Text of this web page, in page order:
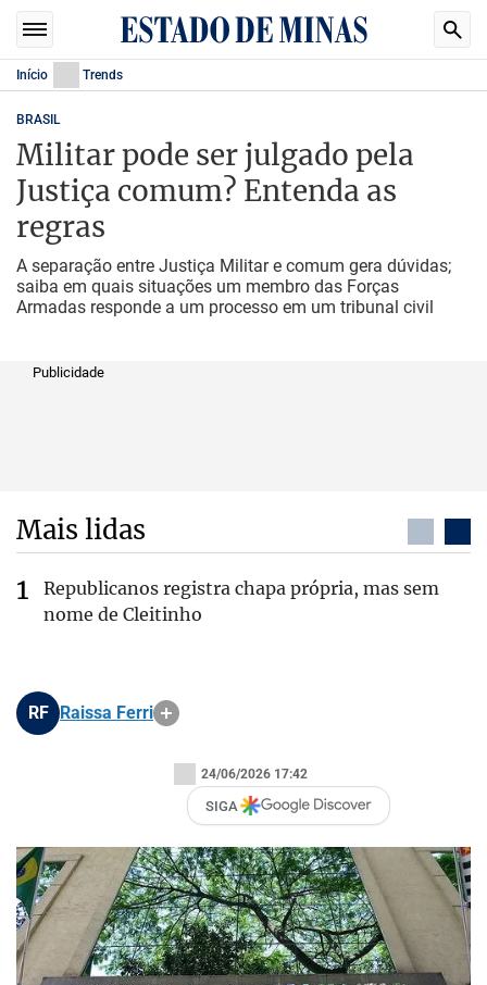
Início Trends
BRASIL
Militar pode ser julgado pela
Justiça comum? Entenda as
regras
A separação entre Justiça Militar e comum gera dúvidas;
saiba em quais situações um membro das Forças
Armadas responde a um processo em um tribunal civil
Publicidade
Mais lidas
Republicanos registra chapa própria, mas sem
nome de Cleitinho
RF Raissa Ferri
24/06/2026 17:42
SIGA